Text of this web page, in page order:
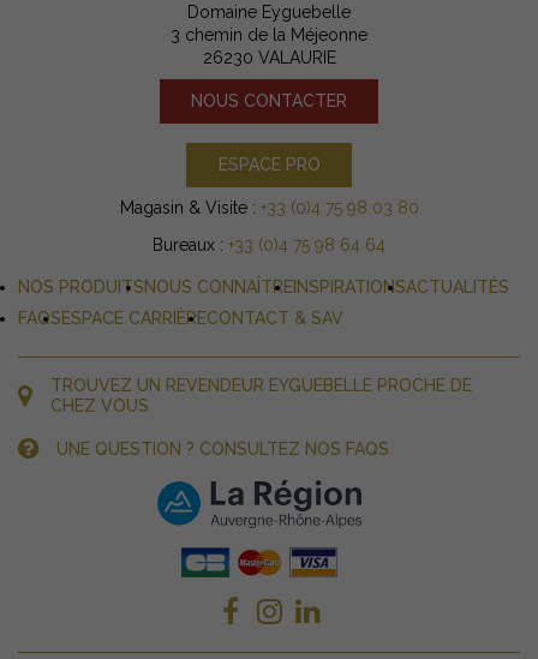
Domaine Eyguebelle
3 chemin de la Méjeonne
26230 VALAURIE
NOUS CONTACTER
ESPACE PRO
Magasin & Visite : +33 (0)4 75 98 03 80
Bureaux : +33 (0)4 75 98 64 64
NOS PRODUITSNOUS CONNAÎTRE INSPIRATIONSACTUALITÉS
FAQSESPACE CARRIÈRECONTACT & SAV
TROUVEZ UN REVENDEUR EYGUEBELLE PROCHE DE
CHEZ VOUS
UNE QUESTION ? CONSULTEZ NOS FAQS